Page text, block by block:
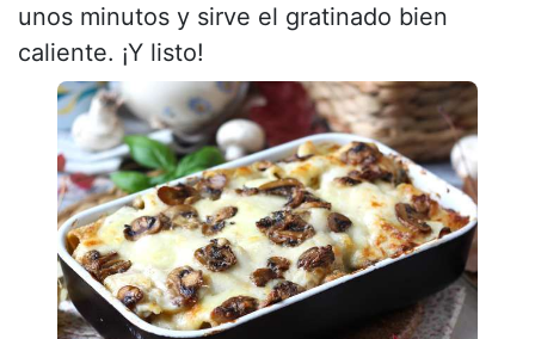
unos minutos y sirve el gratinado bien
caliente. ¡Y listo!